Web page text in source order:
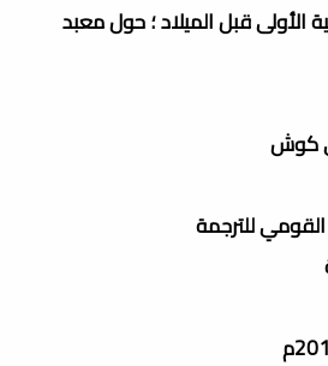
الأولى قبل الميلاد ؛ حول معبد
كوش
القومي للترجمة